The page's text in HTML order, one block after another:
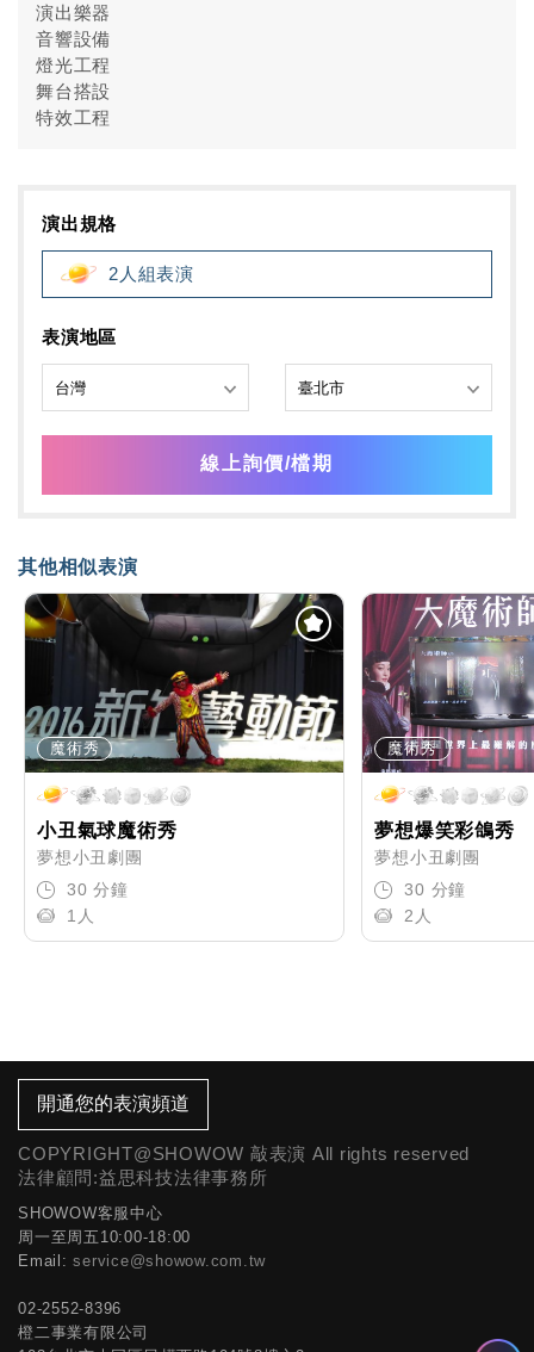
演出樂器
音響設備
燈光工程
舞台搭設
特效工程
演出規格
2人組表演
表演地區
線上詢價/檔期
其他相似表演
魔術秀
小丑氣球魔術秀
夢想小丑劇團
30 分鐘
1人
魔術秀
夢想爆笑彩鴿秀
夢想小丑劇團
30 分鐘
2人
開通您的表演頻道
COPYRIGHT@SHOWOW 敲表演 All rights reserved
法律顧問:益思科技法律事務所
SHOWOW客服中心
周一至周五10:00-18:00
Email:service@showow.com.tw
02-2552-8396
橙二事業有限公司